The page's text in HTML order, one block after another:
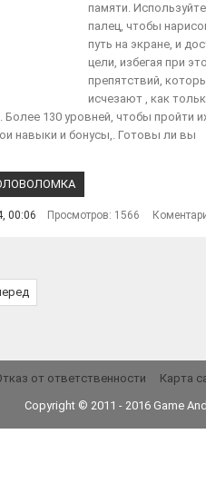
памяти.
палец, чтобы
путь на экране, и
цели, избегая при
препятствий,
исчезают , как
Более 130 уровней, чтобы пройти
навыки и бонусы,. Готовы ли вы
00:06 Просмотров: 1566
от ответственности
Карта
Copyright © 2011 - 2016 Game